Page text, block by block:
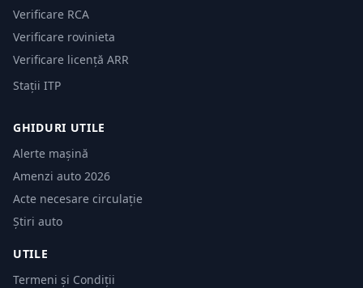
Verificare RCA
Verificare rovinieta
Verificare licență ARR
Stații ITP
GHIDURI UTILE
Alerte mașină
Amenzi auto 2026
Acte necesare circulație
Știri auto
UTILE
Termeni și Condiții